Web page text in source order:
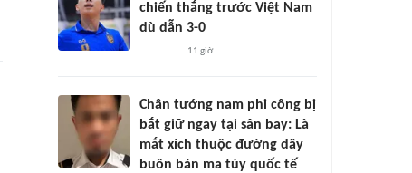
chiến thắng trước Việt Nam
dù dẫn 3-0
11 giờ
Chân tướng nam phi công bị
bắt giữ ngay tại sân bay: Là
mắt xích thuộc đường dây
buôn bán ma túy quốc tế